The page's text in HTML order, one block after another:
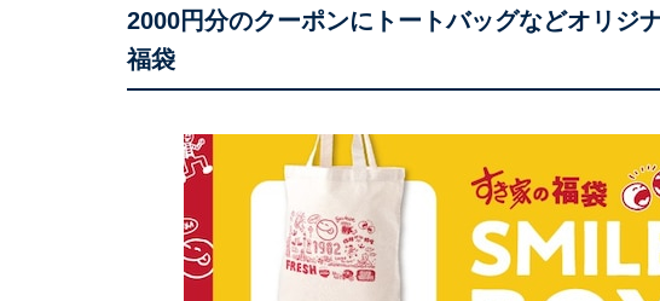
2000円分のクーポンにトートバッグなどオリジ
福袋